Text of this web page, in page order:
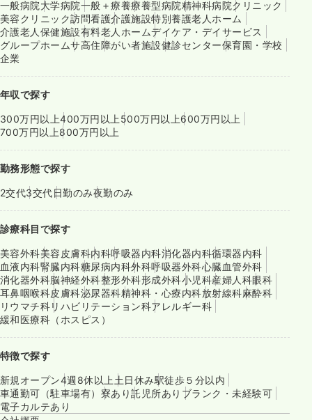
一般病院大学病院一般＋療養療養型病院精神科病院クリニック
美容クリニック訪問看護介護施設特別養護老人ホーム
介護老人保健施設有料老人ホームデイケア・デイサービス
グループホームサ高住障がい者施設健診センター保育園・学校
企業
年収で探す
300万円以上400万円以上 500万円以上600万円以上
700万円以上800万円以上
勤務形態で探す
2交代3交代日勤のみ夜勤のみ
診療科目で探す
美容外科美容皮膚科内科呼吸器内科消化器内科循環器内科
血液内科腎臓内科糖尿病内科外科呼吸器外科心臓血管外科
消化器外科脳神経外科整形外科形成外科小児科産婦人科眼科
耳鼻咽喉科皮膚科泌尿器科精神科・心療内科放射線科麻酔科
リウマチ科リハビリテーション科アレルギー科
緩和医療科（ホスピス）
特徴で探す
新規オープン4週8休以上 土日休み駅徒歩５分以内
車通勤可（駐車場有） 寮あり託児所あり ブランク・未経験可
電子カルテあり